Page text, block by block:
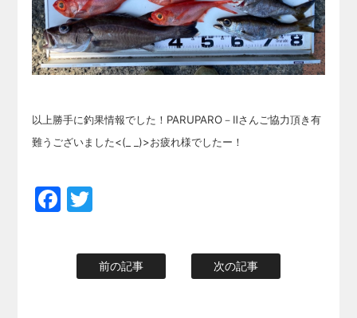
以上勝手に釣果情報でした！PARUPARO－Ⅱさんご協力頂き有
難うございました<(_ _)>お疲れ様でしたー！
Facebook
前の記事 次の記事